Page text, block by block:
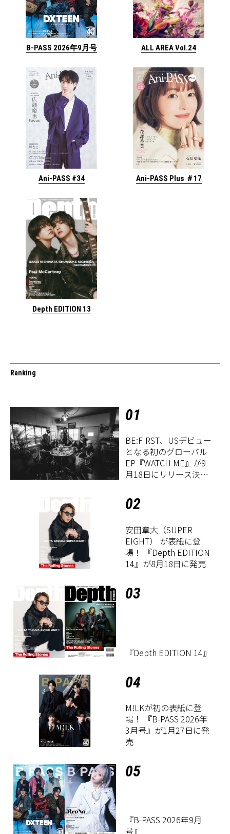
B-PASS 2026年9月号 ALL AREA Vol.24
Ani-PASS #34 Ani-PASS Plus ＃17
Depth EDITION 13
Ranking
01
BE:FIRST、USデビュー
となる初のグローバル
EP『WATCH ME』が9
月18日にリリース決
02
安田章大（SUPER
EIGHT） が表紙に登
場！ 『Depth EDITION
14』が8月18日に発売
03
『Depth EDITION 14』
04
M!LKが初の表紙に登
場！ 『B-PASS 2026年
3月号』が1月27日に発
売
05
『B-PASS 2026年9月
号』